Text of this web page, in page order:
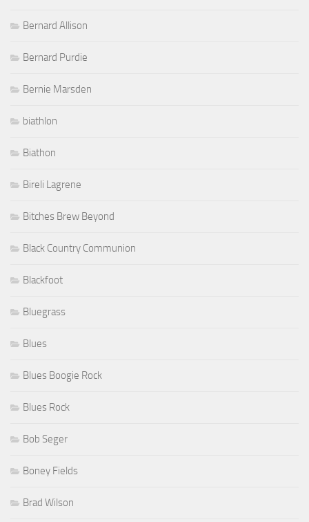
Bernard Allison
Bernard Purdie
Bernie Marsden
biathlon
Biathon
Bireli Lagrene
Bitches Brew Beyond
Black Country Communion
Blackfoot
Bluegrass
Blues
Blues Boogie Rock
Blues Rock
Bob Seger
Boney Fields
Brad Wilson